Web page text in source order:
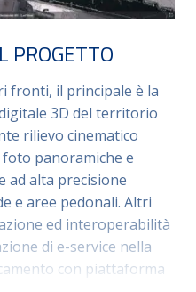
PROGETTO
fronti, il principale è la
3D del territorio
rilievo cinematico
panoramiche e
ad alta precisione
e aree pedonali. Altri
ed interoperabilità
di e-service nella
con piattaforma